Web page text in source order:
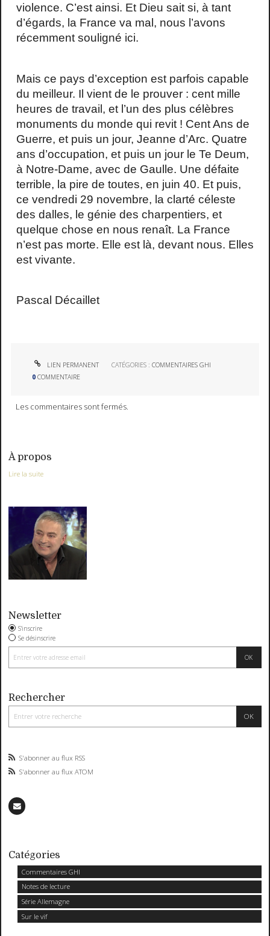
violence. C’est ainsi. Et Dieu sait si, à tant
d’égards, la France va mal, nous l’avons
récemment souligné ici.
Mais ce pays d’exception est parfois capable
du meilleur. Il vient de le prouver : cent mille
heures de travail, et l’un des plus célèbres
monuments du monde qui revit ! Cent Ans de
Guerre, et puis un jour, Jeanne d’Arc. Quatre
ans d’occupation, et puis un jour le Te Deum,
à Notre-Dame, avec de Gaulle. Une défaite
terrible, la pire de toutes, en juin 40. Et puis,
ce vendredi 29 novembre, la clarté céleste
des dalles, le génie des charpentiers, et
quelque chose en nous renaît. La France
n’est pas morte. Elle est là, devant nous. Elles
est vivante.
Pascal Décaillet
LIEN PERMANENT CATÉGORIES :COMMENTAIRES GHI
0 COMMENTAIRE
Les commentaires sont fermés.
À propos
Lire la suite
Newsletter
S'inscrire
Se désinscrire
Rechercher
S'abonner au flux RSS
S'abonner au flux ATOM
Catégories
Commentaires GHI
Notes de lecture
Série Allemagne
Sur le vif